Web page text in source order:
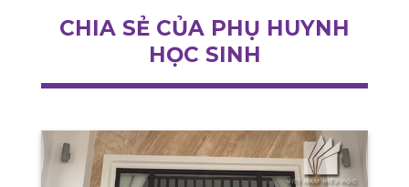
CHIA SẺ CỦA PHỤ HUYNH
HỌC SINH